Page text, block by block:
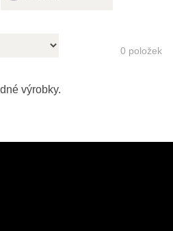
0 položek